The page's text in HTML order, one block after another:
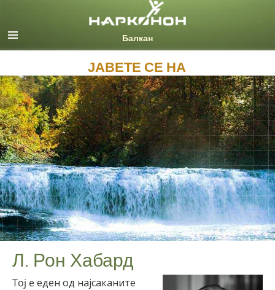
English
Сите региони/јазици
ЈАВЕТЕ СЕ НА
Л. Рон Хабард
Toj e еден од најсаканите